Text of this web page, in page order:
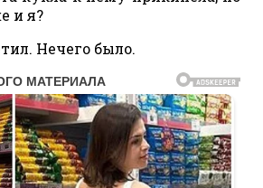
и я?
Нечего было.